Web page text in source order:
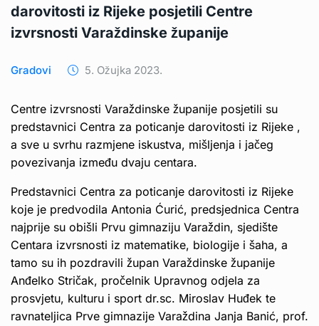
darovitosti iz Rijeke posjetili Centre
izvrsnosti Varaždinske županije
Gradovi 5. Ožujka 2023.
Centre izvrsnosti Varaždinske županije posjetili su
predstavnici Centra za poticanje darovitosti iz Rijeke ,
a sve u svrhu razmjene iskustva, mišljenja i jačeg
povezivanja između dvaju centara.
Predstavnici Centra za poticanje darovitosti iz Rijeke
koje je predvodila Antonia Ćurić, predsjednica Centra
najprije su obišli Prvu gimnaziju Varaždin, sjedište
Centara izvrsnosti iz matematike, biologije i šaha, a
tamo su ih pozdravili župan Varaždinske županije
Anđelko Stričak, pročelnik Upravnog odjela za
prosvjetu, kulturu i sport dr.sc. Miroslav Huđek te
ravnateljica Prve gimnazije Varaždina Janja Banić, prof.